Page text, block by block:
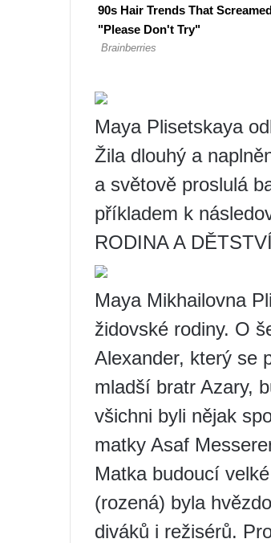
Maya Plisetskaya
Žila dlouhý a
a světově proslulá
příkladem k
RODINA A
Maya Mikhailovna
židovské rodiny. O
Alexander, který se
mladší bratr Azary,
všichni byli nějak
matky Asaf
Matka budoucí
(rozená) byla
diváků i režisérů.